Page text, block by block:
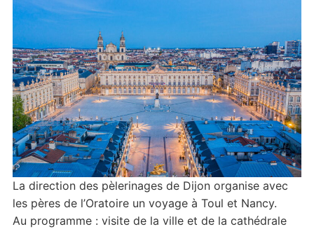
La direction des pèlerinages de Dijon organise avec
les pères de l’Oratoire un voyage à Toul et Nancy.
Au programme : visite de la ville et de la cathédrale